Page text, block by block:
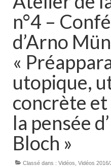
n°4 –
d’Arno
«
utopique,
concrète
la pensée
Bloch »
Classé dans : Vidéos Vidéos 2016/